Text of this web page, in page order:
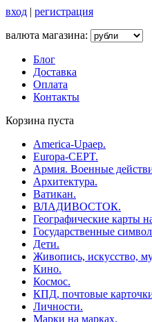
вход | регистрация
валюта магазина:
Блог
Доставка
Оплата
Контакты
Корзина пуста
America-Upaep.
Europa-CEPT.
Армия. Военные
Архитектура.
Ватикан.
ВЛАДИВОСТОК.
Географические карты
Государственные
Дети.
Живопись, искусство,
Кино.
Космос.
КПД, почтовые
Личности.
Марки на марках.